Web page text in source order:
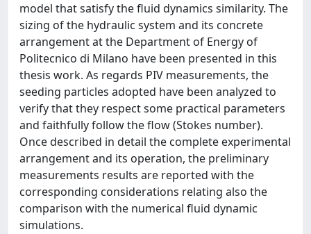
model that satisfy the fluid dynamics similarity. The
sizing of the hydraulic system and its concrete
arrangement at the Department of Energy of
Politecnico di Milano have been presented in this
thesis work. As regards PIV measurements, the
seeding particles adopted have been analyzed to
verify that they respect some practical parameters
and faithfully follow the flow (Stokes number).
Once described in detail the complete experimental
arrangement and its operation, the preliminary
measurements results are reported with the
corresponding considerations relating also the
comparison with the numerical fluid dynamic
simulations.